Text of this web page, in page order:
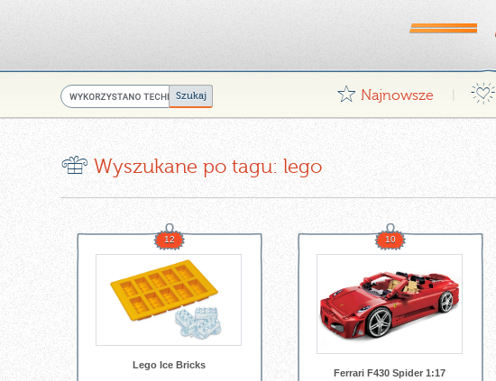
G Najnowsze ¤
r Wyszukane po tagu: lego
12
Lego Ice Bricks
10
Ferrari F430 Spider 1:17